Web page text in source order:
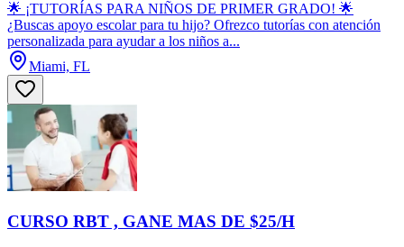
🌟 ¡TUTORÍAS PARA NIÑOS DE PRIMER GRADO! 🌟
¿Buscas apoyo escolar para tu hijo? Ofrezco tutorías con atención
personalizada para ayudar a los niños a...
Miami, FL
CURSO RBT , GANE MAS DE $25/H